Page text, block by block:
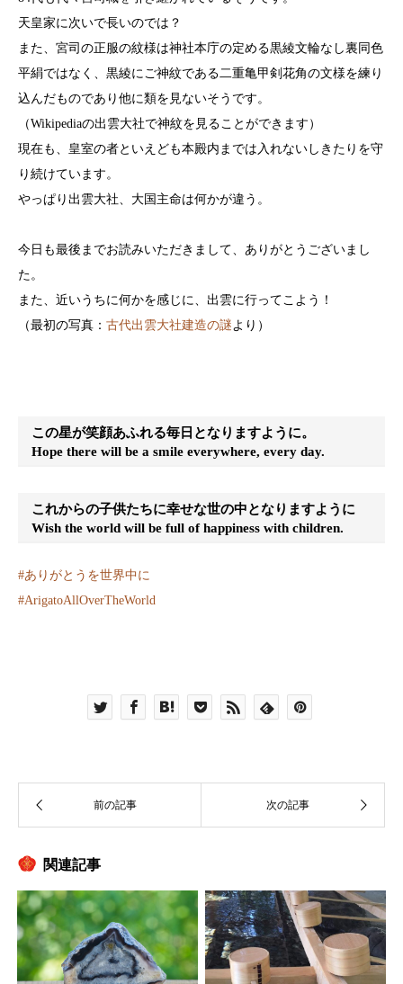
天皇家に次いで長いのでは？
また、宮司の正服の紋様は神社本庁の定める黒綾文輪なし裏同色
平絹ではなく、黒綾にご神紋である二重亀甲剣花角の文様を練り
込んだものであり他に類を見ないそうです。
（Wikipediaの出雲大社で神紋を見ることができます）
現在も、皇室の者といえども本殿内までは入れないしきたりを守
り続けています。
やっぱり出雲大社、大国主命は何かが違う。
今日も最後までお読みいただきまして、ありがとうございまし
た。
また、近いうちに何かを感じに、出雲に行ってこよう！
（最初の写真： 古代出雲大社建造の謎 より）
この星が笑顔あふれる毎日となりますように。
Hope there will be a smile everywhere, every day.
これからの子供たちに幸せな世の中となりますように
Wish the world will be full of happiness with children.
#ありがとうを世界中に
#ArigatoAllOverTheWorld
関連記事